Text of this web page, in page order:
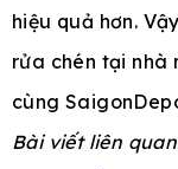
hiệu quả hơn.
rửa chén tại nhà
cùng
Bài viết liên